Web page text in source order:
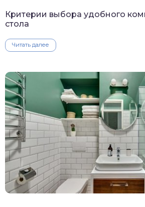
Критерии выбора удобного
стола
Читать далее